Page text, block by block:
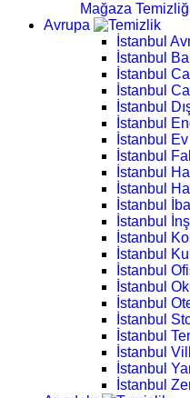
Mağaza
Avrupa
İstanbul
İstanbul
İstanbul
İstanbul
İstanbul
İstanbul
İstanbul
İstanbul
İstanbul
İstanbul
İstanbul
İstanbul
İstanbul
İstanbul
İstanbul
İstanbul
İstanbul
İstanbul
İstanbul
İstanbul
İstanbul
İstanbul